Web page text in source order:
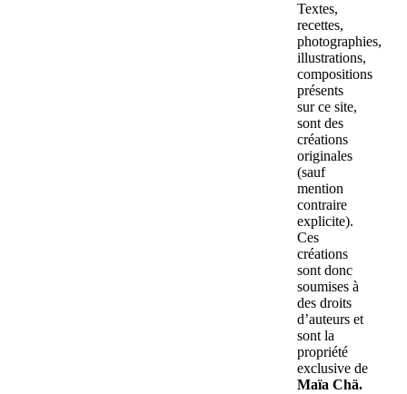
Textes,
recettes,
photographies,
illustrations,
compositions
présents
sur ce site,
sont des
créations
originales
(sauf
mention
contraire
explicite).
Ces
créations
sont donc
soumises à
des droits
d’auteurs et
sont la
propriété
exclusive de
Maïa Chä.